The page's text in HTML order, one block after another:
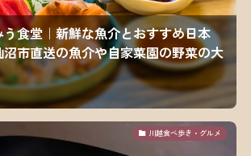
う食堂｜新鮮な魚介とおすすめ日本
市直送の魚介や自家菜園の野菜の大
川越食べ歩き・グルメ